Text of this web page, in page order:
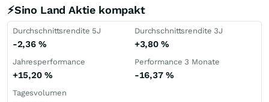
⚡Sino Land Aktie kompakt
Durchschnittsrendite 5J
-2,36%
Durchschnittsrendite 3J
+3,80%
Jahresperformance
+15,20 %
Performance 3 Monate
-16,37 %
Tagesvolumen